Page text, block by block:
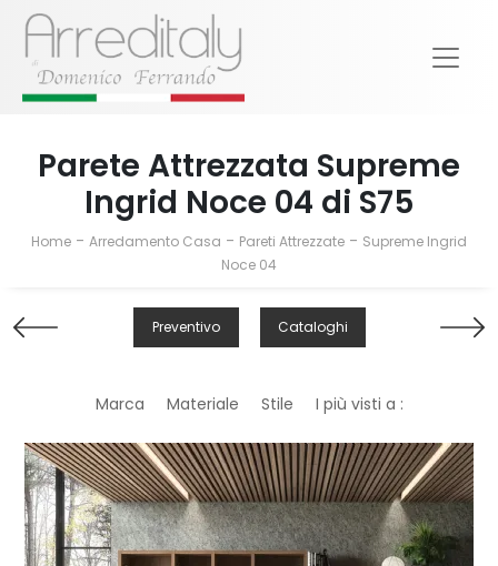
Parete Attrezzata Supreme
Ingrid Noce 04 di S75
Home - Arredamento Casa - Pareti Attrezzate - Supreme Ingrid
Noce 04
Preventivo Cataloghi
Marca Materiale Stile I più visti a :